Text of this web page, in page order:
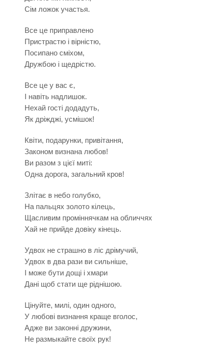
Сім ложок участья.
Все це приправлено
Пристрастю і вірністю,
Посипано сміхом,
Дружбою і щедрістю.
Все це у вас є,
І навіть надлишок.
Нехай гості додадуть,
Як дріжджі, усмішок!
Квіти, подарунки, привітання,
Законом визнана любов!
Ви разом з цієї миті:
Одна дорога, загальний кров!
Злітає в небо голубко,
На пальцях золото кілець,
Щасливим проміннячкам на обличчях
Хай не прийде довіку кінець.
Удвох не страшно в ліс дрімучий,
Удвох в два рази ви сильніше,
І може бути дощі і хмари
Дані щоб стати ще ріднішою.
Цінуйте, милі, один одного,
У любові визнання краще вголос,
Адже ви законні дружини,
Не размыкайте своїх рук!